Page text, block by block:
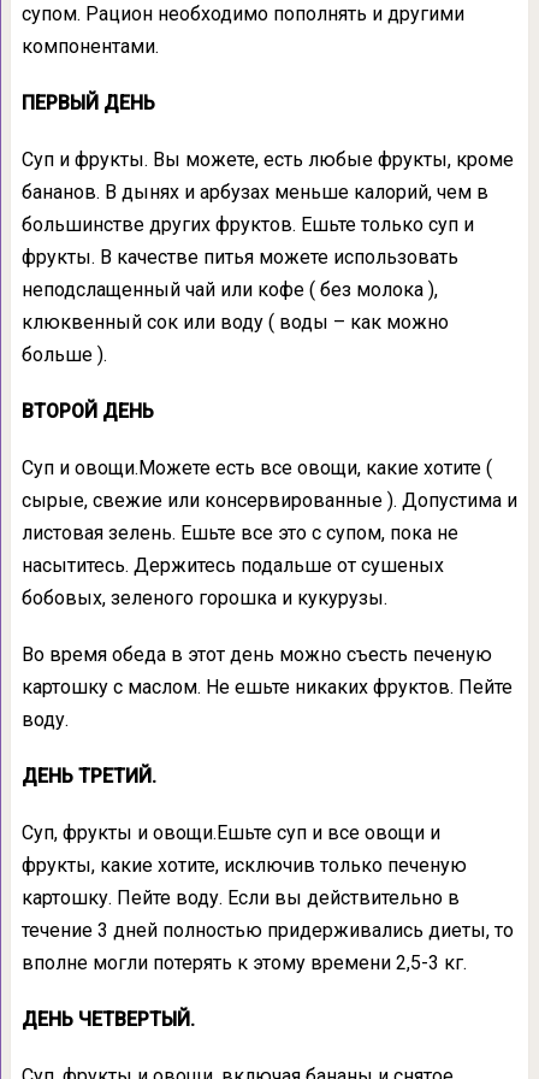
супом. Рацион необходимо пополнять и другими
компонентами.
ПЕРВЫЙ ДЕНЬ
Суп и фрукты. Вы можете, есть любые фрукты, кроме
бананов. В дынях и арбузах меньше калорий, чем в
большинстве других фруктов. Ешьте только суп и
фрукты. В качестве питья можете использовать
неподслащенный чай или кофе ( без молока ),
клюквенный сок или воду ( воды – как можно
больше ).
ВТОРОЙ ДЕНЬ
Суп и овощи.Можете есть все овощи, какие хотите (
сырые, свежие или консервированные ). Допустима и
листовая зелень. Ешьте все это с супом, пока не
насытитесь. Держитесь подальше от сушеных
бобовых, зеленого горошка и кукурузы.
Во время обеда в этот день можно съесть печеную
картошку с маслом. Не ешьте никаких фруктов. Пейте
воду.
ДЕНЬ ТРЕТИЙ.
Суп, фрукты и овощи.Ешьте суп и все овощи и
фрукты, какие хотите, исключив только печеную
картошку. Пейте воду. Если вы действительно в
течение 3 дней полностью придерживались диеты, то
вполне могли потерять к этому времени 2,5-3 кг.
ДЕНЬ ЧЕТВЕРТЫЙ.